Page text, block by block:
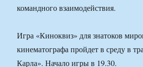
командного взаимодействия.
Игра «Киноквиз» для знатоков
кинематографа пройдет в среду в
Карла». Начало игры в 19.30.